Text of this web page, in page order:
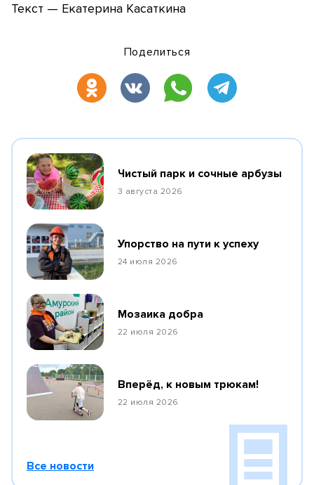
Текст — Екатерина Касаткина
Поделиться
Чистый парк и сочные арбузы
3 августа 2026
Упорство на пути к успеху
24 июля 2026
Мозаика добра
22 июля 2026
Вперёд, к новым трюкам!
22 июля 2026
Все новости